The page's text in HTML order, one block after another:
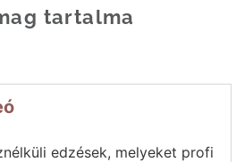
tartalma
edzések, melyeket profi